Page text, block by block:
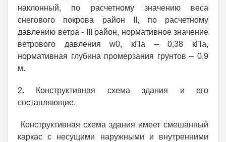
наклонный, по расчетному значению веса
снегового покрова район II, по расчетному
давлению ветра - III район, нормативное значение
ветрового давления w0, кПа – 0,38 кПа,
нормативная глубина промерзания грунтов – 0,9
м.
2. Конструктивная схема здания и его
составляющие.
Конструктивная схема здания имеет смешанный
каркас с несущими наружными и внутренними